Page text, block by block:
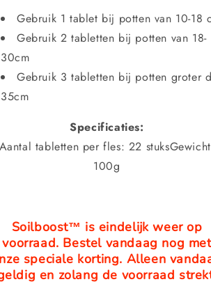
Gebruik 1 tablet bij potten van 10-18
Gebruik 2 tabletten bij potten van 18-
30cm
Gebruik 3 tabletten bij potten groter
35cm
Specificaties:
Aantal tabletten per fles: 22 stuks
100g
Soilboost™️ is eindelijk weer op
voorraad. Bestel vandaag nog met
speciale korting. Alleen
en zolang de voorraad